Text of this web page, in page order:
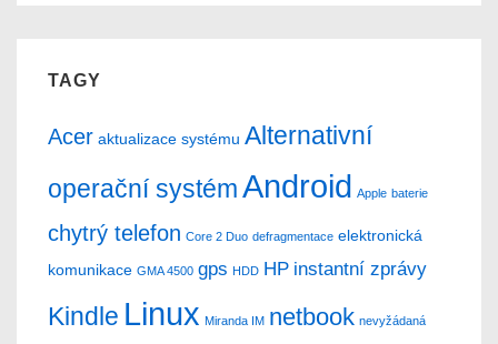
TAGY
Acer aktualizace systému Alternativní
operační systémAndroid Apple baterie
chytrý telefon Core 2 Duo defragmentace elektronická
komunikace GMA 4500 gps HDD HP instantní zprávy
Kindle Linux Miranda IM netbook nevyžádaná